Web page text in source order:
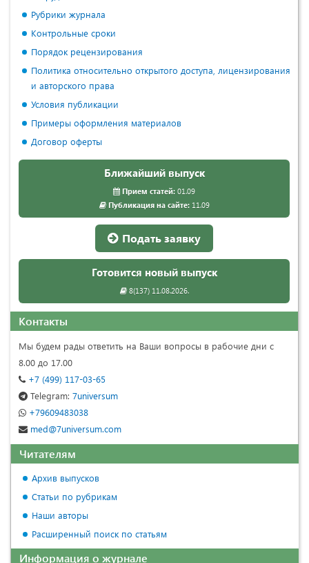
Рубрики журнала
Контрольные сроки
Порядок рецензирования
Политика относительно открытого доступа, лицензирования
и авторского права
Условия публикации
Примеры оформления материалов
Договор оферты
Ближайший выпуск
Прием статей: 01.09
Публикация на сайте:11.09
Подать заявку
Готовится новый выпуск
8(137) 11.08.2026.
Контакты
Мы будем рады ответить на Ваши вопросы в рабочие дни с
8.00 до 17.00
+7 (499) 117-03-65
Telegram: 7universum
+79609483038
med@7universum.com
Читателям
Архив выпусков
Статьи по рубрикам
Наши авторы
Расширенный поиск по статьям
Информация о журнале